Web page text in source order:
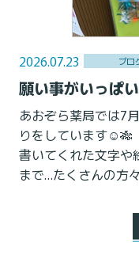
2026.07.23 ブロ
願い事がいっぱ
あおぞら薬局では7
りをしています☺️🎋
書いてくれた文字
まで…たくさんの方